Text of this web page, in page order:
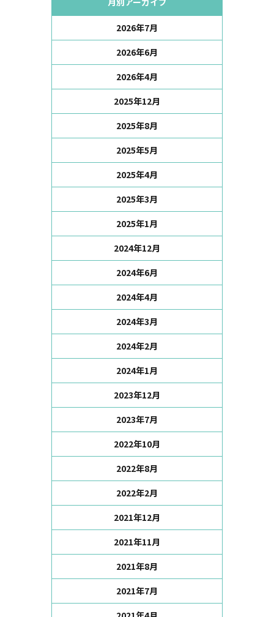
2026年7月
2026年6月
2026年4月
2025年12月
2025年8月
2025年5月
2025年4月
2025年3月
2025年1月
2024年12月
2024年6月
2024年4月
2024年3月
2024年2月
2024年1月
2023年12月
2023年7月
2022年10月
2022年8月
2022年2月
2021年12月
2021年11月
2021年8月
2021年7月